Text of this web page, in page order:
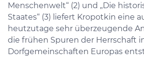
Menschenwelt“ (2) und „Die
Staates“ (3) liefert Kropotkin eine
heutzutage sehr überzeugende
die frühen Spuren der Herrschaft
Dorfgemeinschaften Europas